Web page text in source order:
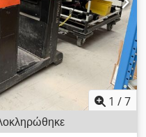
1 /7